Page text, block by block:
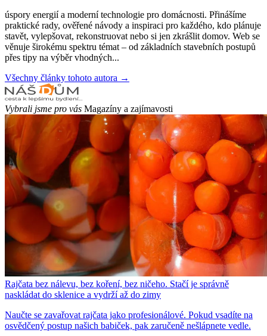
úspory energií a moderní technologie pro domácnosti. Přinášíme
praktické rady, ověřené návody a inspiraci pro každého, kdo plánuje
stavět, vylepšovat, rekonstruovat nebo si jen zkrášlit domov. Web se
věnuje širokému spektru témat – od základních stavebních postupů
přes tipy na výběr vhodných...
Všechny články tohoto autora →
Vybrali jsme pro vás Magazíny a zajímavosti
Rajčata bez nálevu, bez koření, bez ničeho. Stačí je správně
naskládat do sklenice a vydrží až do zimy
Naučte se zavařovat rajčata jako profesionálové. Pokud vsadíte na
osvědčený postup našich babiček, pak zaručeně nešlápnete vedle.